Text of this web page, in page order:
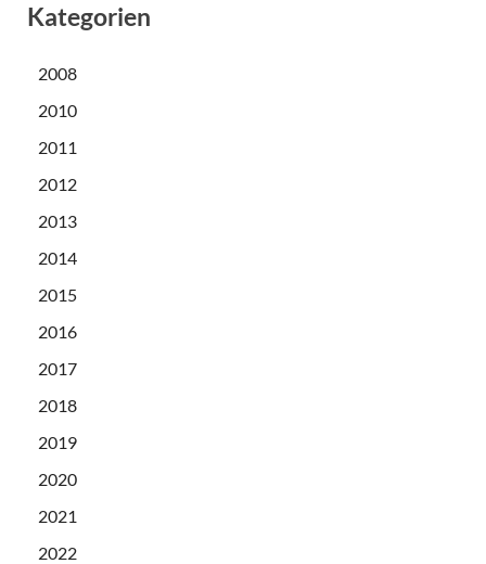
Kategorien
2008
2010
2011
2012
2013
2014
2015
2016
2017
2018
2019
2020
2021
2022